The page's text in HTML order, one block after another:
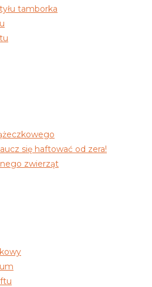
tamborka
się haftować od zera!
zwierząt